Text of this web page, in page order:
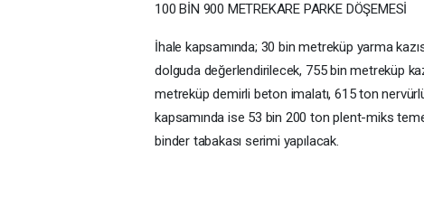
100 BİN 900 METREKARE PARKE DÖŞEMESİ
İhale kapsamında; 30 bin metreküp yarma
dolguda değerlendirilecek, 755 bin metreküp
metreküp demirli beton imalatı, 615 ton
kapsamında ise 53 bin 200 ton plent-miks
binder tabakası serimi yapılacak.